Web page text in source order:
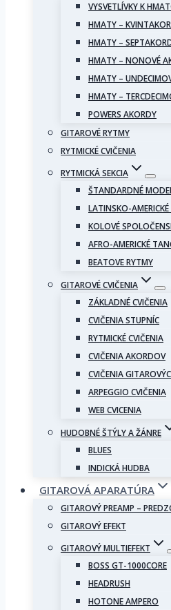
VYSVETLÍVKY K
HMATY –
HMATY –
HMATY – NONOVÉ
HMATY –
HMATY –
POWERS AKORDY
GITAROVÉ RYTMY
RYTMICKÉ CVIČENIA
RYTMICKÁ SEKCIA
ŠTANDARDNÉ
LATINSKO-
KOLOVÉ
AFRO-AMERICKÉ
BEATOVE RYTMY
GITAROVÉ CVIČENIA
ZÁKLADNÉ CVIČENIA
CVIČENIA STUPNÍC
RYTMICKÉ CVIČENIA
CVIČENIA AKORDOV
CVIČENIA
ARPEGGIO CVIČENIA
WEB CVICENIA
HUDOBNÉ ŠTÝLY A ŽÁNRE
BLUES
INDICKÁ HUDBA
GITAROVÁ APARATÚRA
GITAROVÝ PREAMP –
GITAROVÝ EFEKT
GITAROVÝ MULTIEFEKT
BOSS GT-1000CORE
HEADRUSH
HOTONE AMPERO